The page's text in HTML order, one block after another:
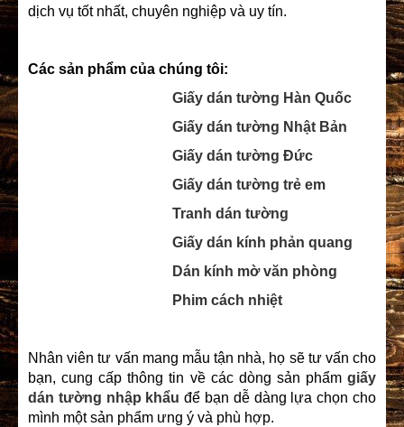
dịch vụ tốt nhất, chuyên nghiệp và uy tín.
Các sản phẩm của chúng tôi:
Giấy dán tường Hàn Quốc
Giấy dán tường Nhật Bản
Giấy dán tường Đức
Giấy dán tường trẻ em
Tranh dán tường
Giấy dán kính phản quang
Dán kính mờ văn phòng
Phim cách nhiệt
Nhân viên tư vấn mang mẫu tận nhà, họ sẽ tư vấn cho
bạn, cung cấp thông tin về các dòng sản phẩm giấy
dán tường nhập khẩu để bạn dễ dàng lựa chọn cho
mình một sản phẩm ưng ý và phù hợp.